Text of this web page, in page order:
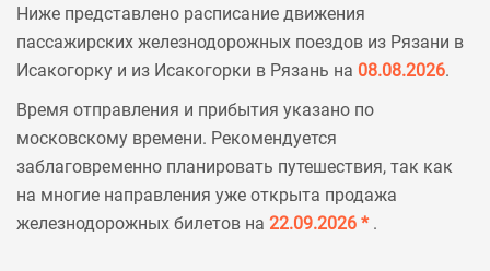
Ниже представлено расписание движения
пассажирских железнодорожных поездов из Рязани в
Исакогорку и из Исакогорки в Рязань на 08.08.2026.
Время отправления и прибытия указано по
московскому времени. Рекомендуется
заблаговременно планировать путешествия, так как
на многие направления уже открыта продажа
железнодорожных билетов на 22.09.2026 * .